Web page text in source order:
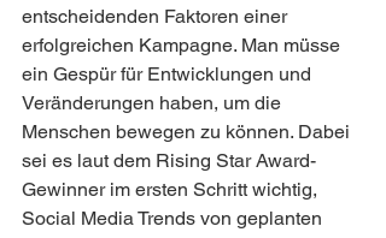
entscheidenden Faktoren einer
erfolgreichen Kampagne. Man müsse
ein Gespür für Entwicklungen und
Veränderungen haben, um die
Menschen bewegen zu können. Dabei
sei es laut dem Rising Star Award-
Gewinner im ersten Schritt wichtig,
Social Media Trends von geplanten